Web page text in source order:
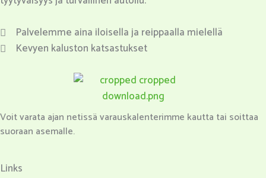
Palvelemme aina iloisella ja reippaalla mielellä
Kevyen kaluston katsastukset
Voit varata ajan netissä varauskalenterimme kautta tai soittaa
suoraan asemalle.
Links